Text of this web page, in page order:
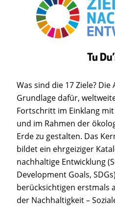
Was sind die 17 Ziele?
Grundlage dafür,
Fortschritt im Einklang
und im Rahmen der
Erde zu gestalten. Das
bildet ein ehrgeiziger
nachhaltige Entwicklung
Development Goals,
berücksichtigen erstmals
der Nachhaltigkeit –